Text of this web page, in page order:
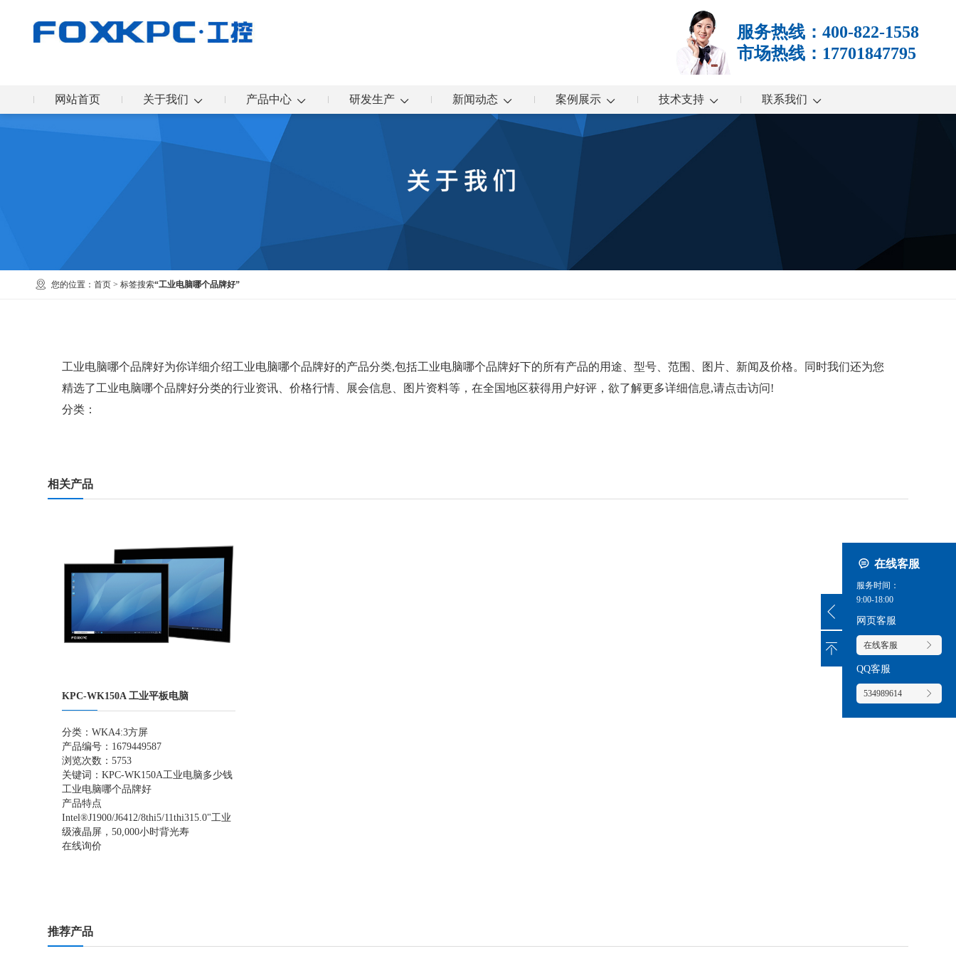
服务热线：400-822-1558
市场热线：17701847795
网站首页 关于我们 产品中心 研发生产 新闻动态 案例展示 技术支持 联系我们
您的位置： 首页 > 标签搜索“工业电脑哪个品牌好”
工业电脑哪个品牌好为你详细介绍工业电脑哪个品牌好的产品分类,包括工业电脑哪个品牌好下的所有产品的用途、型号、范围、图片、新闻及价格。同时我们还为您
精选了工业电脑哪个品牌好分类的行业资讯、价格行情、展会信息、图片资料等，在全国地区获得用户好评，欲了解更多详细信息,请点击访问!
分类：
相关产品
KPC-WK150A 工业平板电脑
分类：WKA4:3方屏
产品编号：1679449587
浏览次数：5753
关键词：KPC-WK150A工业电脑多少钱
工业电脑哪个品牌好
产品特点
Intel®J1900/J6412/8thi5/11thi315.0"工业
级液晶屏，50,000小时背光寿
在线询价
推荐产品
在线客服
服务时间：
9:00-18:00
网页客服
在线客服
QQ客服
534989614